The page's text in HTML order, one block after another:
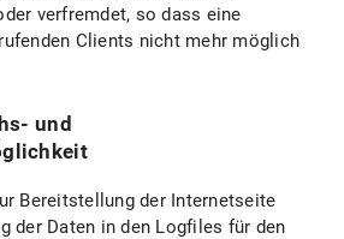
verfremdet, so dass eine
Clients nicht mehr möglich
und
Bereitstellung der Internetseite
der Daten in den Logfiles für den